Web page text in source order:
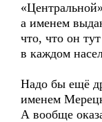
а именем
что, что он
в каждом
Надо бы ещё
именем
А вообще